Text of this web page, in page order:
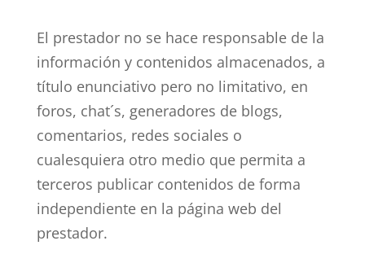
El prestador no se hace responsable de la
información y contenidos almacenados, a
título enunciativo pero no limitativo, en
foros, chat´s, generadores de blogs,
comentarios, redes sociales o
cualesquiera otro medio que permita a
terceros publicar contenidos de forma
independiente en la página web del
prestador.